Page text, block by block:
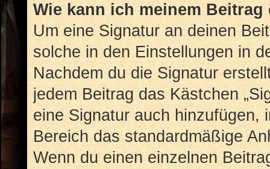
Wie kann ich meinem
Um eine Signatur an deinen
solche in den Einstellungen in
Nachdem du die Signatur
jedem Beitrag das Kästchen
eine Signatur auch hinzufügen,
Bereich das standardmäßige
Wenn du einen einzelnen